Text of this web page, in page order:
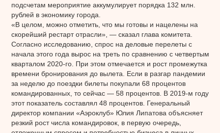
подсчетам мероприятие аккумулирует порядка 132 млн.
рублей в экономику города.
«В целом, можно отметить, что мы готовы и нацелены на
скорейший рестарт отрасли», — сказал глава комитета.
Согласно исследованию, спрос на деловые перелеты с
начала этого года вырос на треть по сравнению с четвертым
кварталом 2020-го. При этом отмечается и рост промежутка
времени бронирования до вылета. Если в разгар пандемии
за неделю до поездки билеты покупали 68 процентов
командированных, то сейчас — 58 процентов. В 2019-м году
этот показатель составлял 48 процентов. Генеральный
директор компании «Аэроклуб» Юлия Липатова объясняет
резкий рост числа командировок, в первую очередь,